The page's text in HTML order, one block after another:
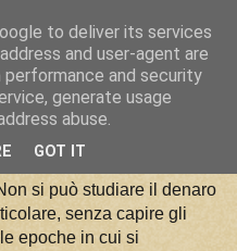
Storia e
si può studiare il denaro
senza capire gli
epoche in cui si
to deliver its services
and user-agent are
and security
generate usage
abuse.
GOT IT